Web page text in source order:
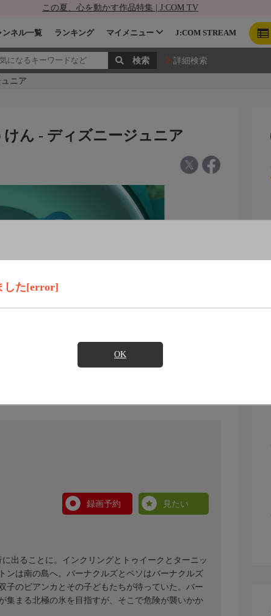
この夏、心を動かす作品特集 | J:COM TV
ンネル一覧 ランキング マイメニュー J:COM STREAM
詳細検索
ニア
した[error]
OK
ん - ディズニージュニア
録画予約
見たい
出ることに。インクリングとトゥイークとターニッ
ンは南の島へ。バーナクルズとペソはバーナクルズ
子のビアンカとその子どもたちが待っていた。バー
集まる北極の氷を目指すが、そこで危険が襲いかか